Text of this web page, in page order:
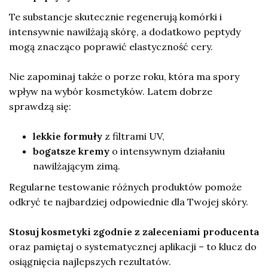
Te substancje skutecznie regenerują komórki i
intensywnie nawilżają skórę, a dodatkowo peptydy
mogą znacząco poprawić elastyczność cery.
Nie zapominaj także o porze roku, która ma spory
wpływ na wybór kosmetyków. Latem dobrze
sprawdzą się:
lekkie formuły z filtrami UV,
bogatsze kremy o intensywnym działaniu
nawilżającym zimą.
Regularne testowanie różnych produktów pomoże
odkryć te najbardziej odpowiednie dla Twojej skóry.
Stosuj kosmetyki zgodnie z zaleceniami producenta
oraz pamiętaj o systematycznej aplikacji – to klucz do
osiągnięcia najlepszych rezultatów.